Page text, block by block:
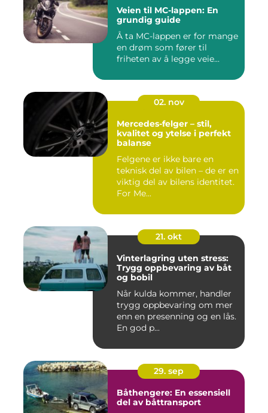
Veien til MC-lappen: En
grundig guide
Å ta MC-lappen er for mange
en drøm som fører til
friheten av å legge veie...
02. nov
Mercedes-felger – stil,
kvalitet og ytelse i perfekt
balanse
Felgene er ikke bare en
teknisk del av bilen – de er en
viktig del av bilens identitet.
For Me...
21. okt
Vinterlagring uten stress:
Trygg oppbevaring av båt
og bobil
Når kulda kommer, handler
trygg oppbevaring om mer
enn en presenning og en lås.
En god p...
29. sep
Båthengere: En essensiell
del av båttransport